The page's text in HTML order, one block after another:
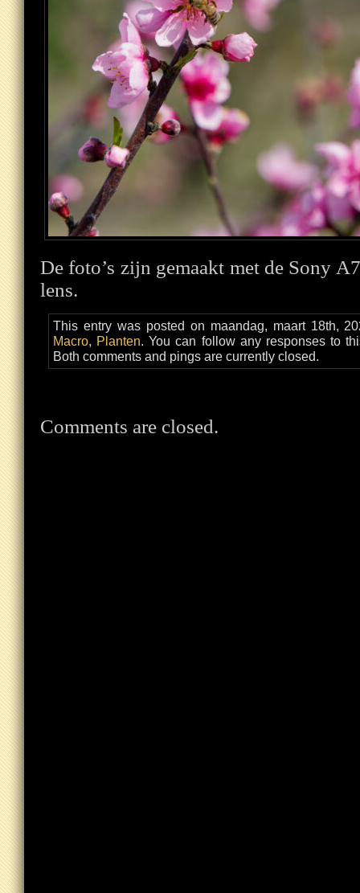
De foto’s zijn gemaakt met de Sony
lens.
This entry was posted on maandag, maart 18th,
Macro, Planten. You can follow any responses to
Both comments and pings are currently closed.
Comments are closed.